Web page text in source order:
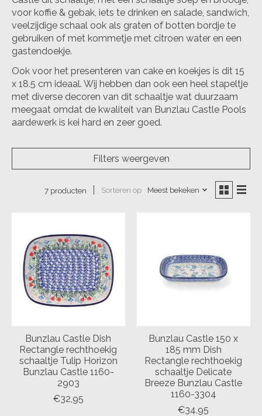
voor koffie & gebak, iets te drinken en salade, sandwich,
veelzijdige schaal ook als graten of botten bordje te
gebruiken of met kommetje met citroen water en een
gastendoekje.
Ook voor het presenteren van cake en koekjes is dit 15
x 18.5 cm ideaal. Wij hebben dan ook een heel stapeltje
met diverse decoren van dit schaaltje wat duurzaam
meegaat omdat de kwaliteit van Bunzlau Castle Pools
aardewerk is kei hard en zeer goed.
Filters weergeven
7 producten Sorteren op Meest bekeken
Bunzlau Castle Dish
Rectangle rechthoekig
schaaltje Tulip Horizon
Bunzlau Castle 1160-
2903
€32,95
Bunzlau Castle 150 x
185 mm Dish
Rectangle rechthoekig
schaaltje Delicate
Breeze Bunzlau Castle
1160-3304
€34,95